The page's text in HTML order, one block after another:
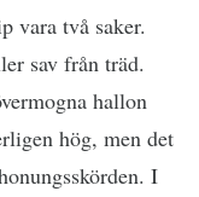
vara två saker.
sav från träd.
hallon
hög, men det
I